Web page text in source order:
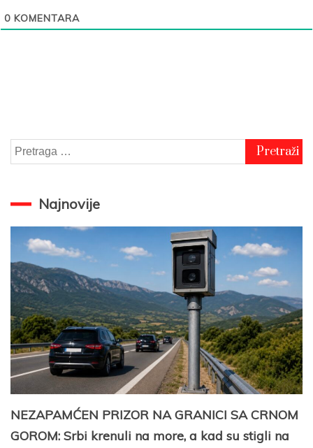
0 KOMENTARA
Pretraga
za:
Najnovije
NEZAPAMĆEN PRIZOR NA GRANICI SA CRNOM
GOROM: Srbi krenuli na more, a kad su stigli na